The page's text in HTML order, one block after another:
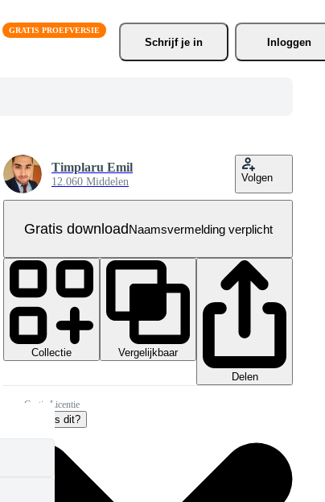
Schrijf je in Inloggen
Timplaru Emil
12.060 Middelen Volgen
Gratis downloadNaamsvermelding verplicht
Collectie
Vergelijkbaar
Delen
Gratis Licentie
Wat is dit?